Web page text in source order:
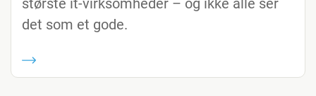
største it-virksomheder – og ikke alle ser
det som et gode.